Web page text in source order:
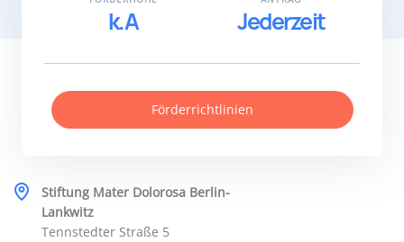
Stiftung Mater Dolorosa Berlin-
Lankwitz
Tennstedter Straße 5
k.A Jederzeit
Förderrichtlinien